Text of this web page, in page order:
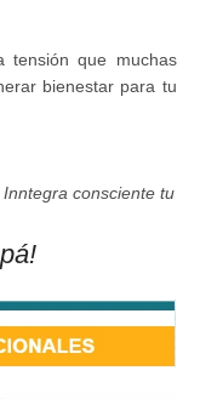
tensión que muchas
bienestar para tu
consciente tu